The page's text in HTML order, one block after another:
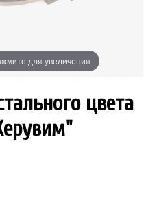
для увеличения
цвета